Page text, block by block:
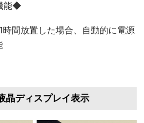
能◆
時間放置した場合、自動的に電源
晶ディスプレイ表示